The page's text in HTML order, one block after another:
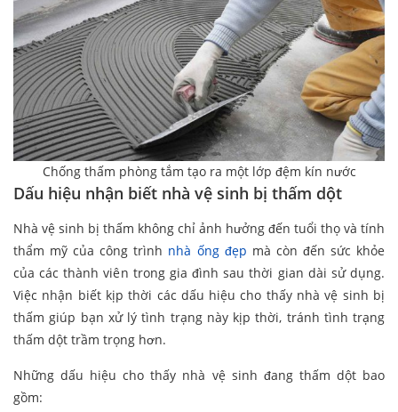
Chống thấm phòng tắm tạo ra một lớp đệm kín nước
Dấu hiệu nhận biết nhà vệ sinh bị thấm dột
Nhà vệ sinh bị thấm không chỉ ảnh hưởng đến tuổi thọ và tính
thẩm mỹ của công trình nhà ống đẹp mà còn đến sức khỏe
của các thành viên trong gia đình sau thời gian dài sử dụng.
Việc nhận biết kịp thời các dấu hiệu cho thấy nhà vệ sinh bị
thấm giúp bạn xử lý tình trạng này kịp thời, tránh tình trạng
thấm dột trầm trọng hơn.
Những dấu hiệu cho thấy nhà vệ sinh đang thấm dột bao
gồm: